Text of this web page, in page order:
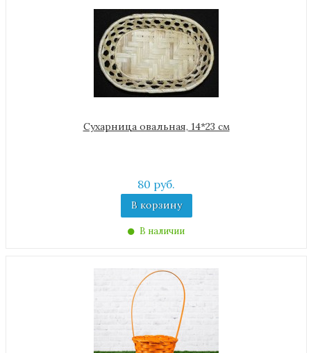
Сухарница овальная, 14*23 см
80 руб.
В корзину
В наличии